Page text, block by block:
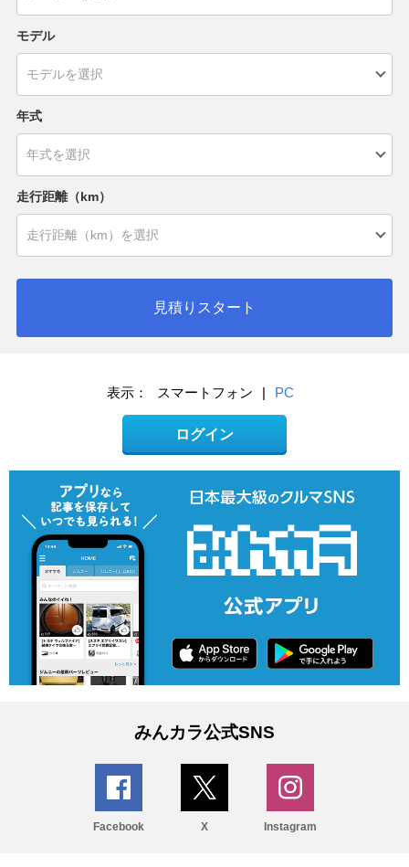
モデル
年式
走行距離（km）
見積りスタート
表示： スマートフォン | PC
ログイン
みんカラ公式SNS
Facebook X Instagram